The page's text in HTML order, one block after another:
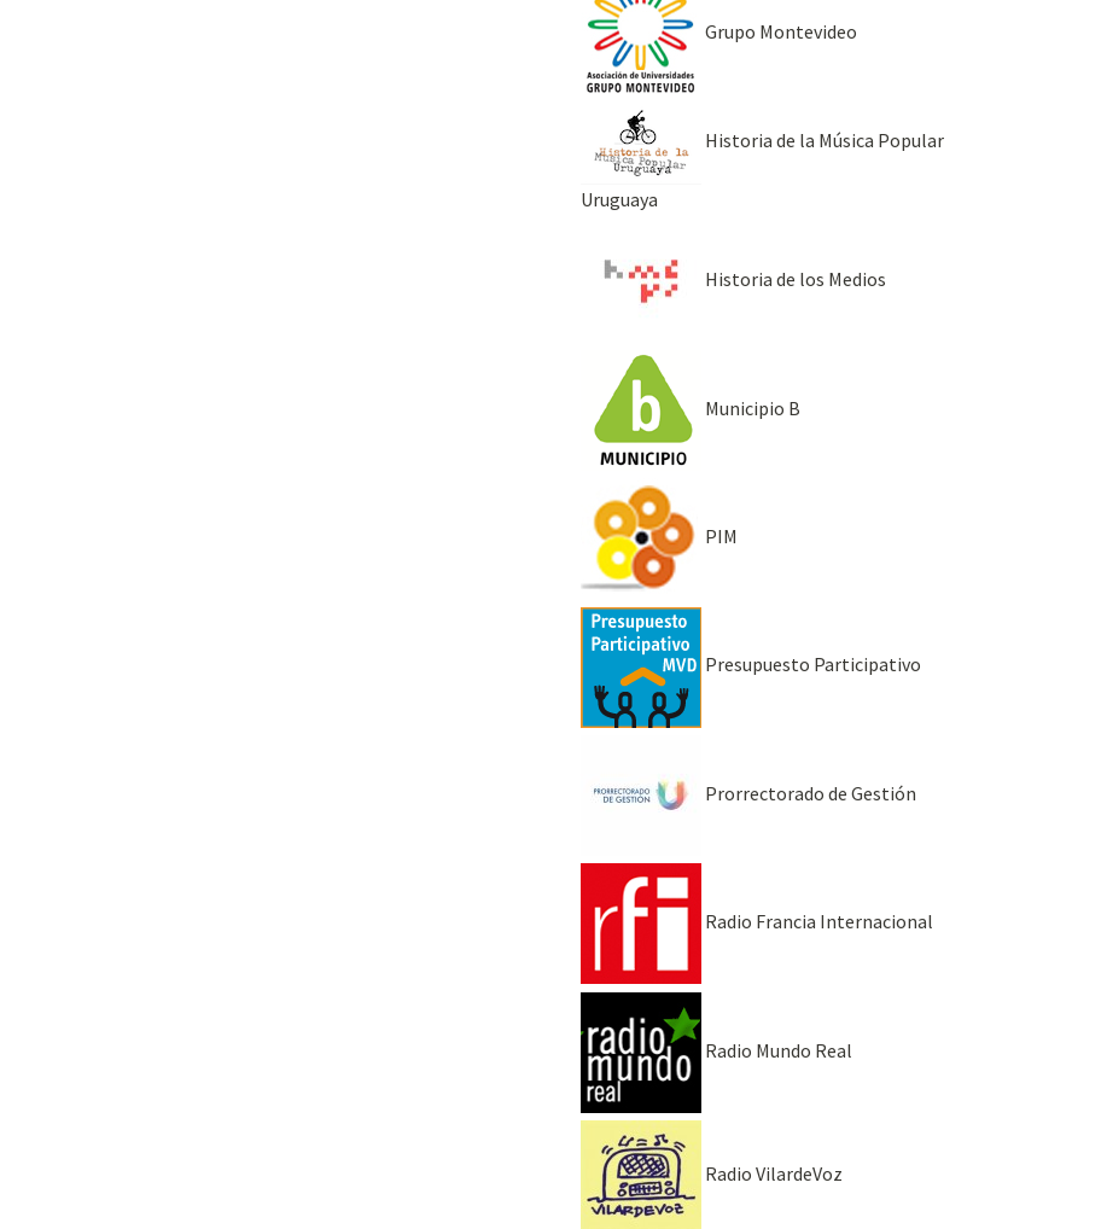
Grupo Montevideo
Historia de la Música Popular
Uruguaya
Historia de los Medios
Municipio B
PIM
Presupuesto Participativo
Prorrectorado de Gestión
Radio Francia Internacional
Radio Mundo Real
Radio VilardeVoz